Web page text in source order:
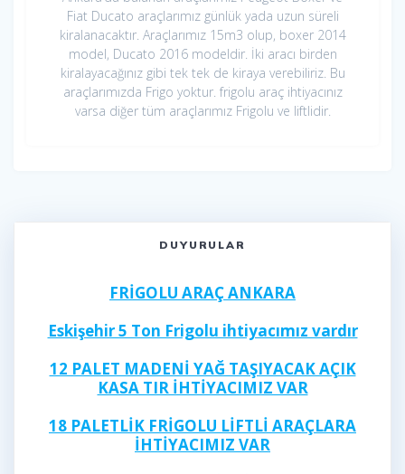
Fiat Ducato araçlarımız günlük yada uzun süreli
kiralanacaktır. Araçlarımız 15m3 olup, boxer 2014
model, Ducato 2016 modeldir. İki aracı birden
kiralayacağınız gibi tek tek de kiraya verebiliriz. Bu
araçlarımızda Frigo yoktur. frigolu araç ihtiyacınız
varsa diğer tüm araçlarımız Frigolu ve liftlidir.
DUYURULAR
FRİGOLU ARAÇ ANKARA
Eskişehir 5 Ton Frigolu ihtiyacımız vardır
12 PALET MADENİ YAĞ TAŞIYACAK AÇIK
KASA TIR İHTİYACIMIZ VAR
18 PALETLİK FRİGOLU LİFTLİ ARAÇLARA
İHTİYACIMIZ VAR